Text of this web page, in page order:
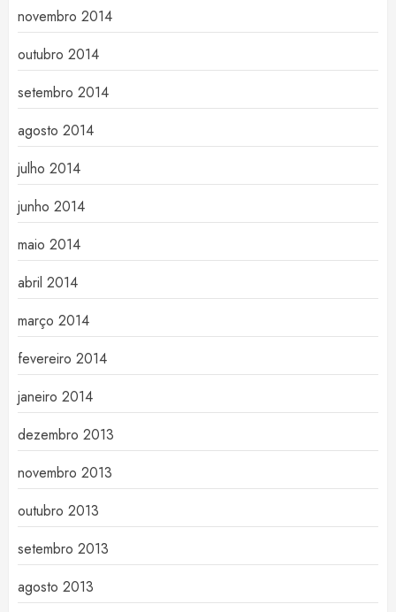
novembro 2014
outubro 2014
setembro 2014
agosto 2014
julho 2014
junho 2014
maio 2014
abril 2014
março 2014
fevereiro 2014
janeiro 2014
dezembro 2013
novembro 2013
outubro 2013
setembro 2013
agosto 2013